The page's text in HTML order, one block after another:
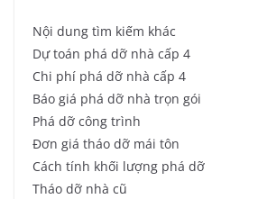
Nội dung tìm kiếm khác
Dự toán phá dỡ nhà cấp 4
Chi phí phá dỡ nhà cấp 4
Báo giá phá dỡ nhà trọn gói
Phá dỡ công trình
Đơn giá tháo dỡ mái tôn
Cách tính khối lượng phá dỡ
Tháo dỡ nhà cũ